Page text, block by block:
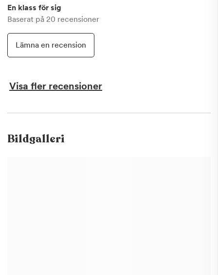
En klass för sig
Baserat på 20 recensioner
Lämna en recension
Visa fler recensioner
Bildgalleri